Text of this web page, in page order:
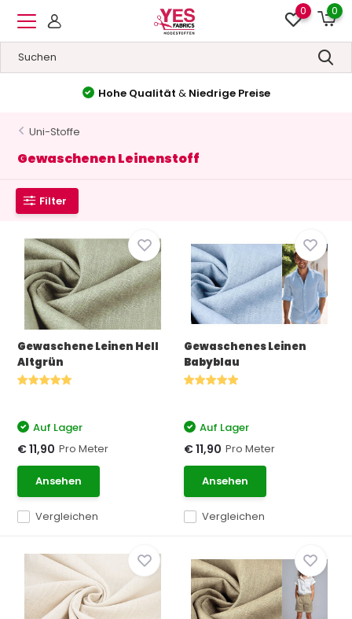
0 0
Hohe Qualität & Niedrige Preise
Uni-Stoffe
Gewaschenen Leinenstoff
Filter
Gewaschene Leinen Hell
Altgrün
Vergleichen
Auf Lager
€ 11,90 Pro Meter
Ansehen
Gewaschenes Leinen
Babyblau
Vergleichen
Auf Lager
€ 11,90 Pro Meter
Ansehen